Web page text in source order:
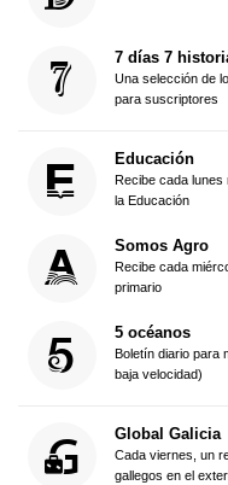
7 días 7
Una selección de
para suscriptores
Educación
Recibe cada lunes
la Educación
Somos Agro
Recibe cada
primario
5 océanos
Boletín diario para
baja velocidad)
Global Galicia
Cada viernes, un
gallegos en el